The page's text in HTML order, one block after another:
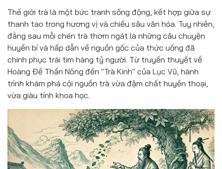
Multimedia
Thế giới trà là một bức tranh sống động, kết hợp giữa sự
thanh tao trong hương vị và chiều sâu văn hóa. Tuy nhiên,
đằng sau mỗi chén trà thơm ngát là những câu chuyện
huyền bí và hấp dẫn về nguồn gốc của thức uống đã
chinh phục trái tim hàng tỷ người. Từ truyền thuyết về
Hoàng Đế Thần Nông đến "Trà Kinh" của Lục Vũ, hành
trình khám phá cội nguồn trà vừa đậm chất huyền thoại,
vừa giàu tính khoa học.